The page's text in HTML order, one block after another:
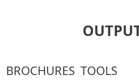
BROCHURES TOOLS